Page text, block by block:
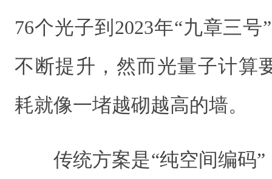
76个光子到2023年“九章三号
不断提升，然而光量子计算
耗就像一堵越砌越高的墙。
传统方案是“纯空间编码